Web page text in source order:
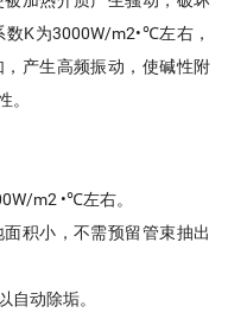
K为3000W/m2•℃左右，
产生高频振动，使碱性附
。
m2 •℃左右。
小，不需预留管束抽出
动除垢。